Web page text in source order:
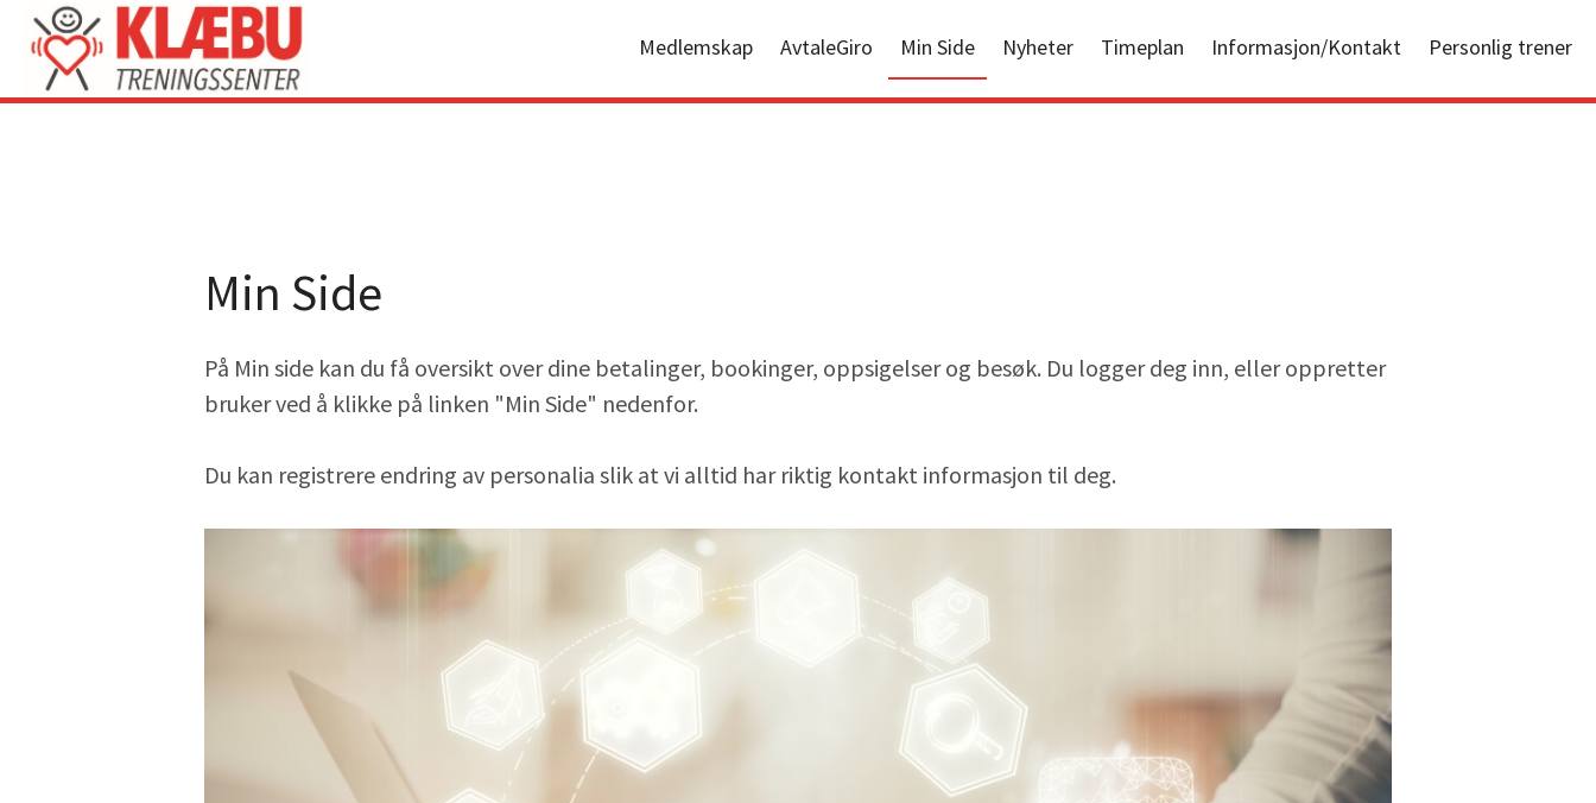
Medlemskap AvtaleGiro Min Side Nyheter Timeplan Informasjon/Kontakt Personlig trener
Min Side
På Min side kan du få oversikt over dine betalinger, bookinger, oppsigelser og besøk. Du logger deg inn, eller oppretter
bruker ved å klikke på linken "Min Side" nedenfor.
Du kan registrere endring av personalia slik at vi alltid har riktig kontakt informasjon til deg.